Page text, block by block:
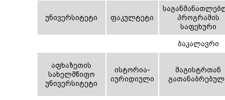
უნივერსიტეტი ფაკულტეტი
პროგრამის
საფეხური
ბაკალავრი
აფხაზეთის
სახელმწიფო
უნივერსიტეტი
ისტორია-
იურიდიული
მაგისტრთან